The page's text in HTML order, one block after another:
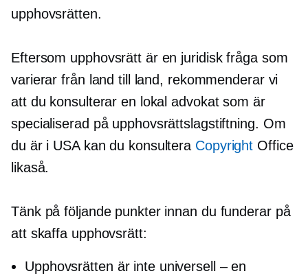
upphovsrätten.
Eftersom upphovsrätt är en juridisk fråga som
varierar från land till land, rekommenderar vi
att du konsulterar en lokal advokat som är
specialiserad på upphovsrättslagstiftning. Om
du är i USA kan du konsultera Copyright Office
likaså.
Tänk på följande punkter innan du funderar på
att skaffa upphovsrätt:
Upphovsrätten är inte universell – en